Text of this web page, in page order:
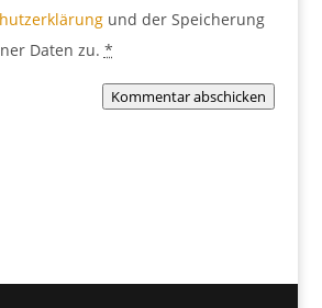
und der Speicherung
Daten zu. *
Kommentar abschicken